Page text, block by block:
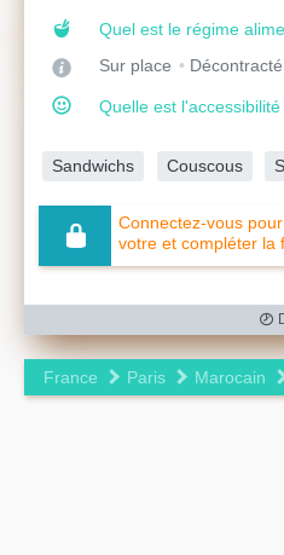
Quel est le régime
Sur place
Décontracté
Quelle est
Sandwichs Couscous
Connectez-vous
votre et compléter la
France Paris Marocain